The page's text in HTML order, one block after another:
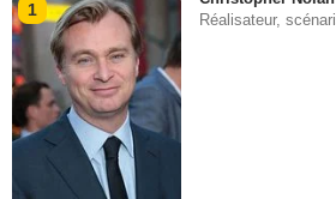
1
Réalisateur,